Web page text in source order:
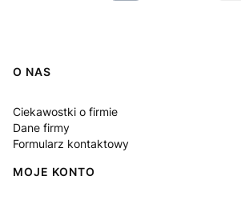
Linki w stopce
O NAS
Ciekawostki o firmie
Dane firmy
Formularz kontaktowy
MOJE KONTO